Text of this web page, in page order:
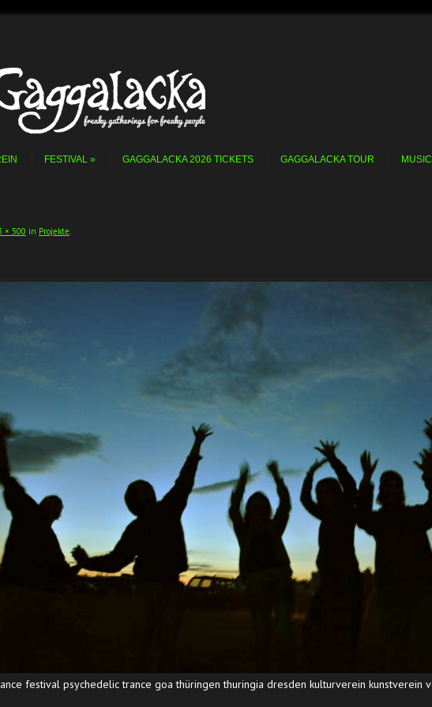
FESTIVAL GAGGALACKA 2026 TICKETS GAGGALACKA TOUR MUSIC
× 500 in Projekte.
festival psychedelic trance goa thüringen thuringia dresden kulturverein